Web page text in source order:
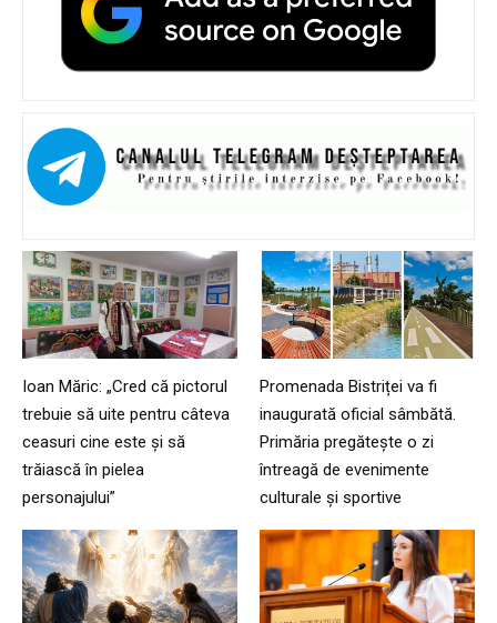
Ioan Măric: „Cred că pictorul
trebuie să uite pentru câteva
ceasuri cine este și să
trăiască în pielea
personajului”
Promenada Bistriței va fi
inaugurată oficial sâmbătă.
Primăria pregătește o zi
întreagă de evenimente
culturale și sportive